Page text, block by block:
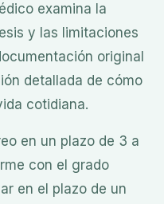
examina la
y las limitaciones
original
detallada de cómo
cotidiana.
en un plazo de 3 a
con el grado
en el plazo de un